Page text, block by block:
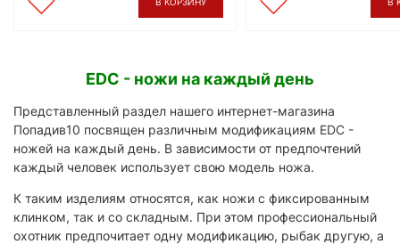
EDC - ножи на каждый день
Представленный раздел нашего интернет-магазина
Попадив10 посвящен различным модификациям EDC -
ножей на каждый день. В зависимости от предпочтений
каждый человек использует свою модель ножа.
К таким изделиям относятся, как ножи с фиксированным
клинком, так и со складным. При этом профессиональный
охотник предпочитает одну модификацию, рыбак другую, а